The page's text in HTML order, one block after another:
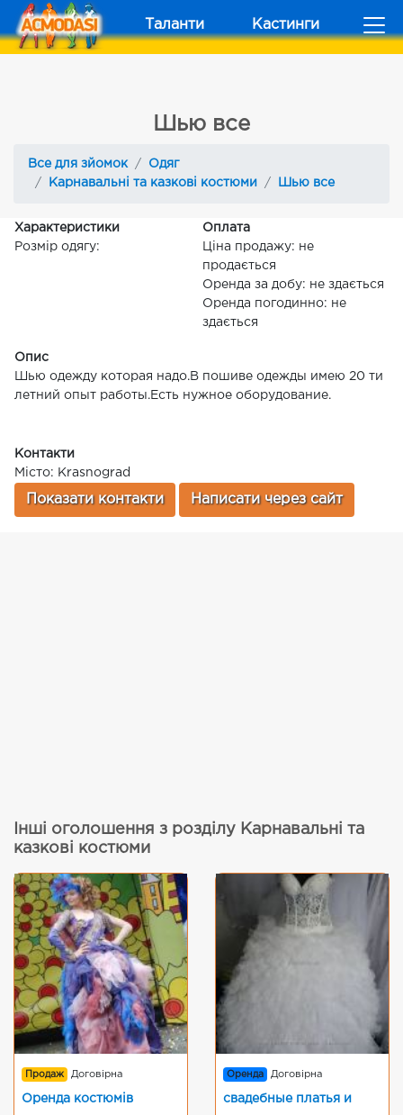
Таланти Кастинги
Шью все
Все для зйомок
Одяг
Карнавальні та казкові костюми
Шью все
Характеристики
Розмір одягу:
Оплата
Ціна продажу: не
продається
Оренда за добу: не здається
Оренда погодинно: не
здається
Опис
Шью одежду которая надо.В пошиве одежды имею 20 ти
летний опыт работы.Есть нужное оборудование.
Контакти
Місто: Krasnograd
Показати контакти Написати через сайт
Інші оголошення з розділу Карнавальні та
казкові костюми
Продаж Договірна
Оренда костюмів
Оренда Договірна
свадебные платья и